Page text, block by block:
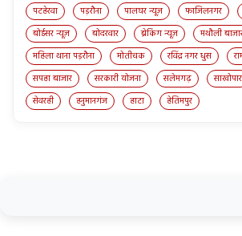
पटहेरवा
पड़रौना पालघर न्यूज़ फाजिलनगर
बोईसर न्यूज़
बोदरवार ब्रेकिंग न्यूज़ मथौली
महिला थाना पड़रौना
मोतीचक रविंद्र नगर धुस
सपहा बाजार
सरकारी योजना सलेमगढ़ साखोपार
सेवरही
हनुमानगंज हाटा हेतिमपुर